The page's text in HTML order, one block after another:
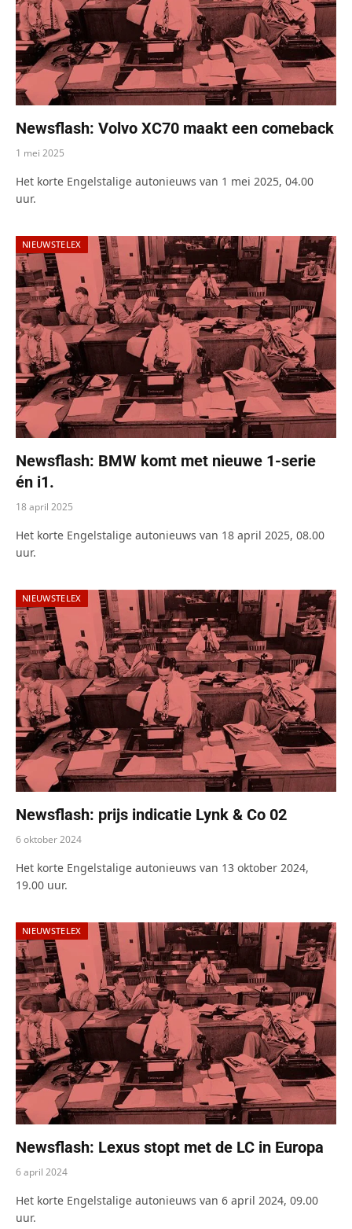
Newsflash: Volvo XC70 maakt een comeback
1 mei 2025
Het korte Engelstalige autonieuws van 1 mei 2025, 04.00
uur.
NIEUWSTELEX
Newsflash: BMW komt met nieuwe 1-serie
én i1.
18 april 2025
Het korte Engelstalige autonieuws van 18 april 2025, 08.00
uur.
NIEUWSTELEX
Newsflash: prijs indicatie Lynk & Co 02
6 oktober 2024
Het korte Engelstalige autonieuws van 13 oktober 2024,
19.00 uur.
NIEUWSTELEX
Newsflash: Lexus stopt met de LC in Europa
6 april 2024
Het korte Engelstalige autonieuws van 6 april 2024, 09.00
uur.